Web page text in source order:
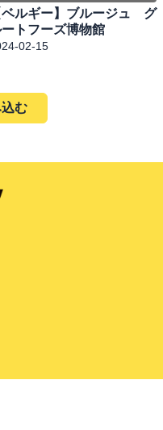
ベルギー】ブルージュ グ
ートフーズ博物館
02-15
む